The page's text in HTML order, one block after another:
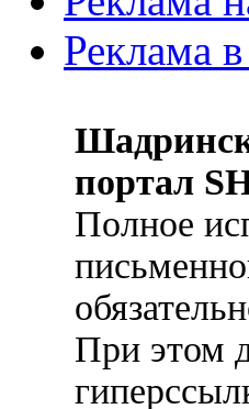
Реклама
портал
Полное
При этом